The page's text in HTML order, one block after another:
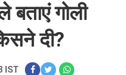
बताएं गोली
दी?​​​​​​​
IST